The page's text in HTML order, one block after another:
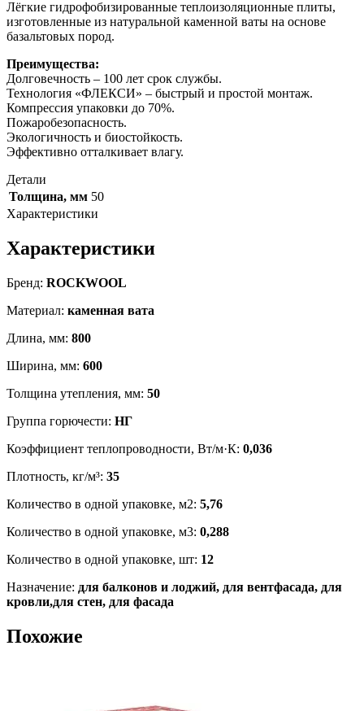
Лёгкие гидрофобизированные теплоизоляционные плиты,
изготовленные из натуральной каменной ваты на основе
базальтовых пород.
Преимущества:
Долговечность – 100 лет срок службы.
Технология «ФЛЕКСИ» – быстрый и простой монтаж.
Компрессия упаковки до 70%.
Пожаробезопасность.
Экологичность и биостойкость.
Эффективно отталкивает влагу.
Детали
Толщина, мм 50
Характеристики
Характеристики
Бренд: ROCKWOOL
Материал: каменная вата
Длина, мм: 800
Ширина, мм: 600
Толщина утепления, мм: 50
Группа горючести: НГ
Коэффициент теплопроводности, Вт/м·К: 0,036
Плотность, кг/м³: 35
Количество в одной упаковке, м2: 5,76
Количество в одной упаковке, м3: 0,288
Количество в одной упаковке, шт: 12
Назначение: для балконов и лоджий, для вентфасада, для
кровли,для стен, для фасада
Похожие